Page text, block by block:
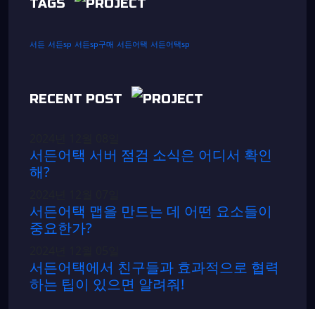
TAGS
서든 서든sp 서든sp구매 서든어택 서든어택sp
RECENT POST
서든어택 서버 점검 소식은 어디서 확인
해?
서든어택 맵을 만드는 데 어떤 요소들이
중요한가?
서든어택에서 친구들과 효과적으로 협력
하는 팁이 있으면 알려줘!